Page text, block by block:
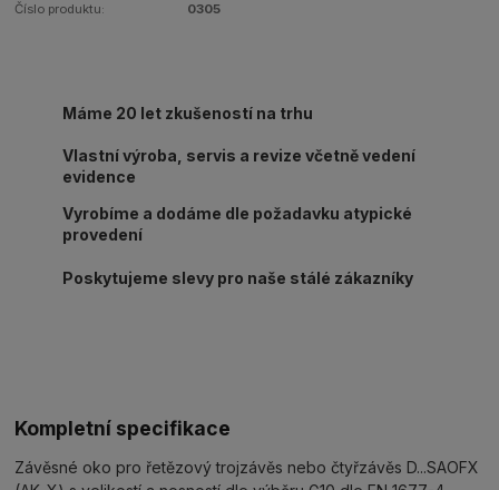
Číslo produktu: 0305
Máme 20 let zkušeností na trhu
Vlastní výroba, servis a revize včetně vedení
evidence
Vyrobíme a dodáme dle požadavku atypické
provedení
Poskytujeme slevy pro naše stálé zákazníky
Kompletní specifikace
Závěsné oko pro řetězový trojzávěs nebo čtyřzávěs D...SAOFX